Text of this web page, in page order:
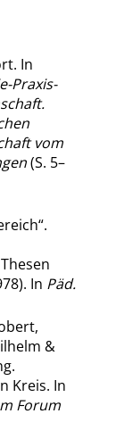
In
Praxis-
vom
(S. 5–
“.
In Päd.
&
Kreis. In
Forum